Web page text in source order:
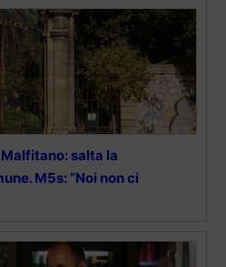
salta la
M5s: ”Noi non ci